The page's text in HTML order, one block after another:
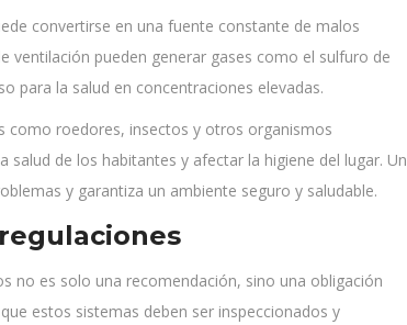
convertirse en una fuente constante de malos
ventilación pueden generar gases como el sulfuro de
para la salud en concentraciones elevadas.
como roedores, insectos y otros organismos
salud de los habitantes y afectar la higiene del lugar. Un
y garantiza un ambiente seguro y saludable.
no es solo una recomendación, sino una obligación
estos sistemas deben ser inspeccionados y